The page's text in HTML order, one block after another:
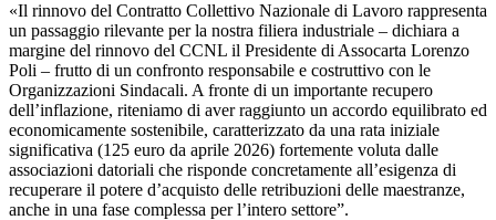
«Il rinnovo del Contratto Collettivo Nazionale di Lavoro rappresenta
un passaggio rilevante per la nostra filiera industriale – dichiara a
margine del rinnovo del CCNL il Presidente di Assocarta Lorenzo
Poli – frutto di un confronto responsabile e costruttivo con le
Organizzazioni Sindacali. A fronte di un importante recupero
dell’inflazione, riteniamo di aver raggiunto un accordo equilibrato ed
economicamente sostenibile, caratterizzato da una rata iniziale
significativa (125 euro da aprile 2026) fortemente voluta dalle
associazioni datoriali che risponde concretamente all’esigenza di
recuperare il potere d’acquisto delle retribuzioni delle maestranze,
anche in una fase complessa per l’intero settore”.